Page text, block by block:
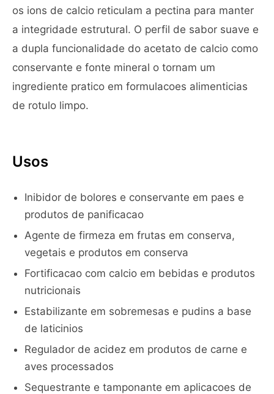
os ions de calcio reticulam a pectina para manter
a integridade estrutural. O perfil de sabor suave e
a dupla funcionalidade do acetato de calcio como
conservante e fonte mineral o tornam um
ingrediente pratico em formulacoes alimenticias
de rotulo limpo.
Usos
Inibidor de bolores e conservante em paes e
produtos de panificacao
Agente de firmeza em frutas em conserva,
vegetais e produtos em conserva
Fortificacao com calcio em bebidas e produtos
nutricionais
Estabilizante em sobremesas e pudins a base
de laticinios
Regulador de acidez em produtos de carne e
aves processados
Sequestrante e tamponante em aplicacoes de